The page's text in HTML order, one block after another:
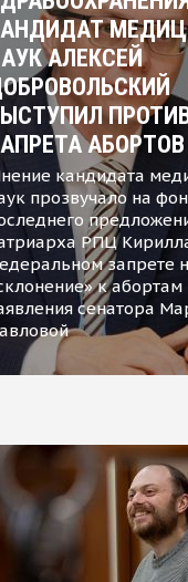
АЛЕКСЕЙ
АБОРТОВ
кандидата
прозвучало на
РПЦ
запрете
к абортам
сенатора